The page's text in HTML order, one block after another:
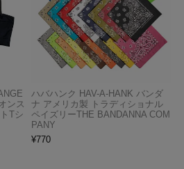
ンス
Tシ
ハバハンク HAV-A-HANK バンダ
ナ アメリカ製 トラディショナル
ペイズリーTHE BANDANNA COM
PANY
¥770